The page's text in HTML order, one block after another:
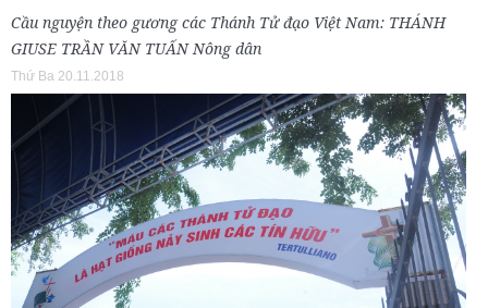
Cầu nguyện theo gương các Thánh Tử đạo Việt Nam: THÁNH
GIUSE TRẦN VĂN TUẤN Nông dân
Thứ Ba 20.11.2018